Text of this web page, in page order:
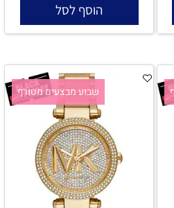
הוסף לסל
שבוע מבצעים מטורף